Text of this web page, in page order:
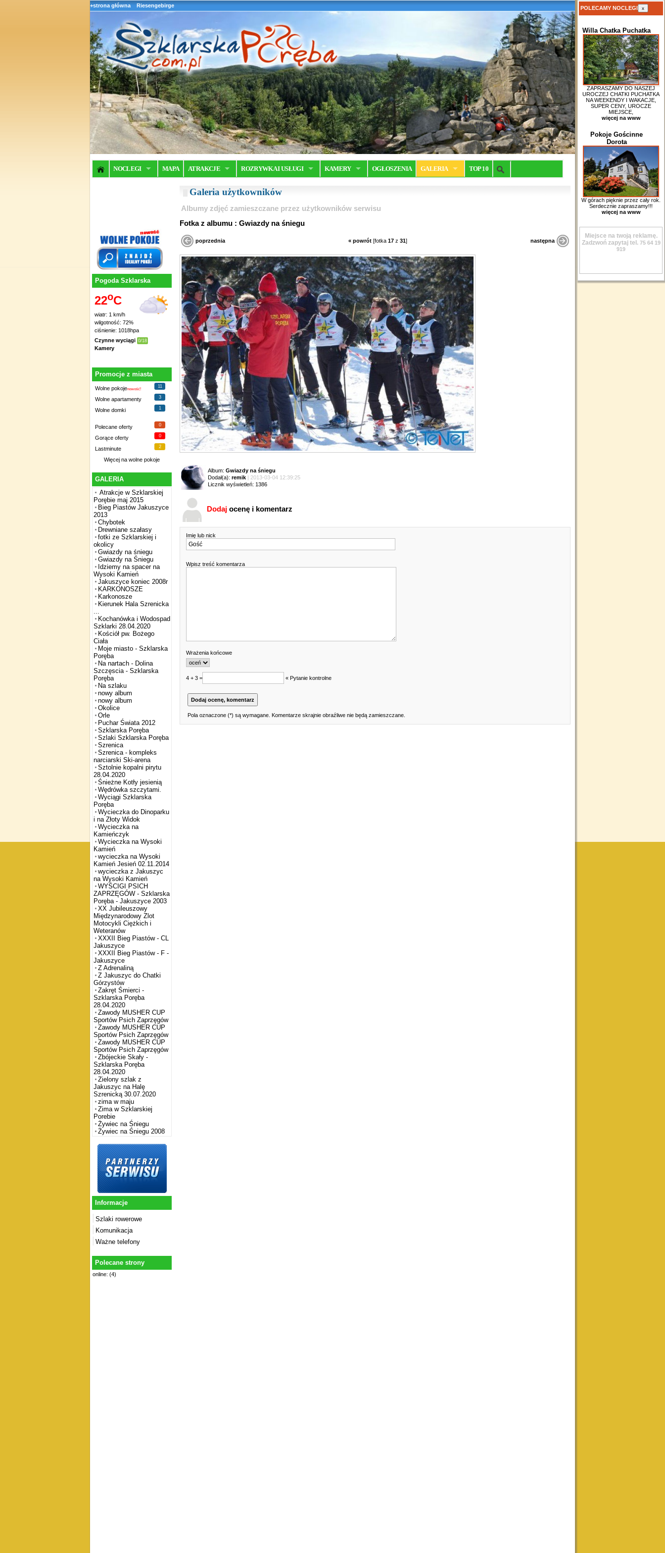
+strona główna Riesengebirge
NOCLEGI MAPA ATRAKCJE ROZRYWKA I USŁUGI KAMERY OGŁOSZENIA GALERIA TOP 10
Pogoda Szklarska
22oC
wiatr: 1 km/h
wilgotność: 72%
ciśnienie: 1018hpa
Czynne wyciągi 0/18
Kamery
Promocje z miasta
Wolne pokojenowość!
11
Wolne apartamenty 3
Wolne domki 1
Polecane oferty 0
Gorące oferty 0
Lastminute 2
Więcej na wolne pokoje
GALERIA
Atrakcje w Szklarskiej
Porębie maj 2015
Bieg Piastów Jakuszyce
2013
Chybotek
Drewniane szałasy
fotki ze Szklarskiej i
okolicy
Gwiazdy na śniegu
Gwiazdy na Śniegu
Idziemy na spacer na
Wysoki Kamień
Jakuszyce koniec 2008r
KARKONOSZE
Karkonosze
Kierunek Hala Szrenicka
...
Kochanówka i Wodospad
Szklarki 28.04.2020
Kościół pw. Bożego
Ciała
Moje miasto - Szklarska
Poręba
Na nartach - Dolina
Szczęscia - Szklarska
Poręba
Na szlaku
nowy album
nowy album
Okolice
Orle
Puchar Świata 2012
Szklarska Poręba
Szlaki Szklarska Poręba
Szrenica
Szrenica - kompleks
narciarski Ski-arena
Sztolnie kopalni pirytu
28.04.2020
Śnieżne Kotły jesienią
Wędrówka szczytami.
Wyciągi Szklarska
Poręba
Wycieczka do Dinoparku
i na Złoty Widok
Wycieczka na
Kamieńczyk
Wycieczka na Wysoki
Kamień
wycieczka na Wysoki
Kamień Jesień 02.11.2014
wycieczka z Jakuszyc
na Wysoki Kamień
WYŚCIGI PSICH
ZAPRZĘGÓW - Szklarska
Poręba - Jakuszyce 2003
XX Jubileuszowy
Międzynarodowy Zlot
Motocykli Ciężkich i
Weteranów
XXXII Bieg Piastów - CL
Jakuszyce
XXXII Bieg Piastów - F -
Jakuszyce
Z Adrenaliną
Z Jakuszyc do Chatki
Górzystów
Zakręt Śmierci -
Szklarska Poręba
28.04.2020
Zawody MUSHER CUP
Sportów Psich Zaprzęgów
Zawody MUSHER CUP
Sportów Psich Zaprzęgów
Zawody MUSHER CUP
Sportów Psich Zaprzęgów
Zbójeckie Skały -
Szklarska Poręba
28.04.2020
Zielony szlak z
Jakuszyc na Halę
Szrenicką 30.07.2020
zima w maju
Zima w Szklarskiej
Porebie
Żywiec na Śniegu
Żywiec na Śniegu 2008
Informacje
Szlaki rowerowe
Komunikacja
Ważne telefony
Polecane strony
online: (4)
Galeria użytkowników
Albumy zdjęć zamieszczane przez użytkowników serwisu
Fotka z albumu : Gwiazdy na śniegu
poprzednia « powrót [fotka 17 z 31] następna
Album: Gwiazdy na śniegu
Dodał(a): remik | 2013-03-04 12:39:25
Licznik wyświetleń: 1386
Dodaj ocenę i komentarz
Imię lub nick
Wpisz treść komentarza
Wrażenia końcowe
4 + 3 = « Pytanie kontrolne
Pola oznaczone (*) są wymagane. Komentarze skrajnie obraźliwe nie będą zamieszczane.
POLECAMY NOCLEGI x
Willa Chatka Puchatka
ZAPRASZAMY DO NASZEJ
UROCZEJ CHATKI PUCHATKA
NA WEEKENDY I WAKACJE,
SUPER CENY, UROCZE
MIEJSCE,
więcej na www
Pokoje Gościnne
Dorota
W górach pięknie przez cały rok.
Serdecznie zapraszamy!!!
więcej na www
Miejsce na twoją reklamę.
Zadzwoń zapytaj tel. 75 64 19
919